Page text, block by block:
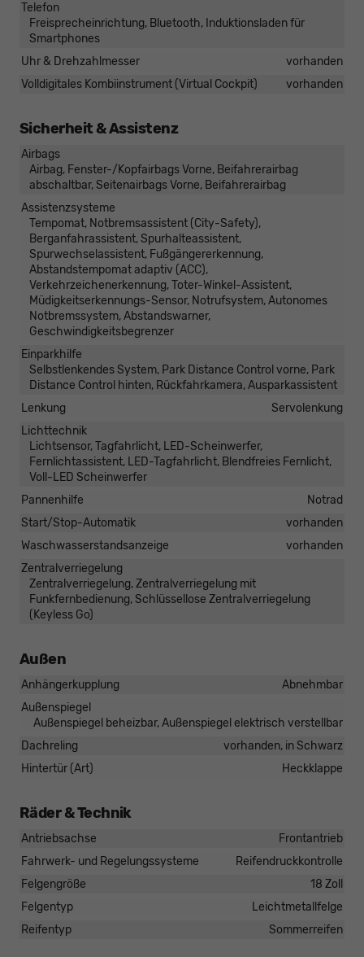
Telefon
Freisprecheinrichtung, Bluetooth, Induktionsladen für
Smartphones
Uhr & Drehzahlmesser
vorhanden
Volldigitales Kombiinstrument (Virtual Cockpit)
vorhanden
Sicherheit & Assistenz
Airbags
Airbag, Fenster-/Kopfairbags Vorne, Beifahrerairbag
abschaltbar, Seitenairbags Vorne, Beifahrerairbag
Assistenzsysteme
Tempomat, Notbremsassistent (City-Safety),
Berganfahrassistent, Spurhalteassistent,
Spurwechselassistent, Fußgängererkennung,
Abstandstempomat adaptiv (ACC),
Verkehrzeichenerkennung, Toter-Winkel-Assistent,
Müdigkeitserkennungs-Sensor, Notrufsystem, Autonomes
Notbremssystem, Abstandswarner,
Geschwindigkeitsbegrenzer
Einparkhilfe
Selbstlenkendes System, Park Distance Control vorne, Park
Distance Control hinten, Rückfahrkamera, Ausparkassistent
Lenkung
Servolenkung
Lichttechnik
Lichtsensor, Tagfahrlicht, LED-Scheinwerfer,
Fernlichtassistent, LED-Tagfahrlicht, Blendfreies Fernlicht,
Voll-LED Scheinwerfer
Pannenhilfe
Notrad
Start/Stop-Automatik
vorhanden
Waschwasserstandsanzeige
vorhanden
Zentralverriegelung
Zentralverriegelung, Zentralverriegelung mit
Funkfernbedienung, Schlüssellose Zentralverriegelung
(Keyless Go)
Außen
Anhängerkupplung
Abnehmbar
Außenspiegel
Außenspiegel beheizbar, Außenspiegel elektrisch verstellbar
Dachreling
vorhanden, in Schwarz
Hintertür (Art)
Heckklappe
Räder & Technik
Antriebsachse
Frontantrieb
Fahrwerk- und Regelungssysteme
Reifendruckkontrolle
Felgengröße
18 Zoll
Felgentyp
Leichtmetallfelge
Reifentyp
Sommerreifen